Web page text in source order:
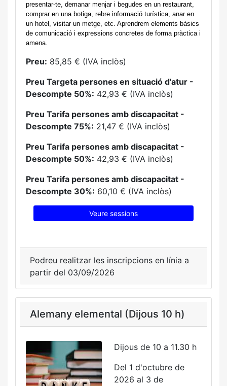
presentar-te, demanar menjar i begudes en un restaurant,
comprar en una botiga, rebre informació turística, anar en
un hotel, visitar un metge, etc. Aprendrem elements bàsics
de comunicació i expressions concretes de forma pràctica i
amena.
Preu: 85,85 € (IVA inclòs)
Preu Targeta persones en situació d'atur -
Descompte 50%: 42,93 € (IVA inclòs)
Preu Tarifa persones amb discapacitat -
Descompte 75%: 21,47 € (IVA inclòs)
Preu Tarifa persones amb discapacitat -
Descompte 50%: 42,93 € (IVA inclòs)
Preu Tarifa persones amb discapacitat -
Descompte 30%: 60,10 € (IVA inclòs)
Veure sessions
Podreu realitzar les inscripcions en línia a
partir del 03/09/2026
Alemany elemental (Dijous 10 h)
Dijous de 10 a 11.30 h
Del 1 d'octubre de
2026 al 3 de